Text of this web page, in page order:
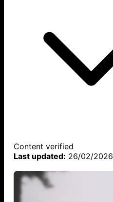
Content verified
Last updated: 26/02/2026